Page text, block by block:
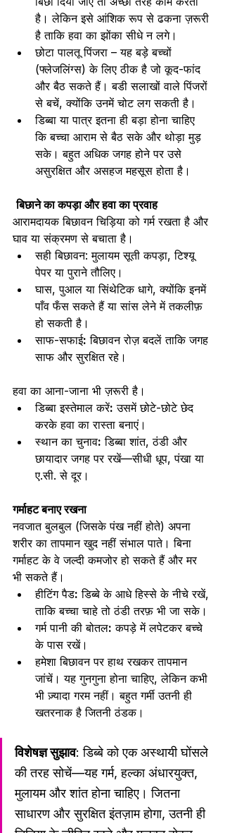
है। लेकिन इसे आंशिक रूप से ढकना ज़रूरी
है ताकि हवा का झोंका सीधे न लगे।
छोटा पालतू पिंजरा – यह बड़े बच्चों
(फ्लेजलिंग्स) के लिए ठीक है जो कूद-फांद
और बैठ सकते हैं। बडी सलाखों वाले पिंजरों
से बचें, क्योंकि उनमें चोट लग सकती है।
डिब्बा या पात्र इतना ही बड़ा होना चाहिए
कि बच्चा आराम से बैठ सके और थोड़ा मुड़
सके। बहुत अधिक जगह होने पर उसे
असुरक्षित और असहज महसूस होता है।
बिछाने का कपड़ा और हवा का प्रवाह
आरामदायक बिछावन चिड़िया को गर्म रखता है और
घाव या संक्रमण से बचाता है।
सही बिछावन: मुलायम सूती कपड़ा, टिश्यू
पेपर या पुराने तौलिए।
घास, पुआल या सिंथेटिक धागे, क्योंकि इनमें
पाँव फँस सकते हैं या सांस लेने में तकलीफ़
हो सकती है।
साफ-सफाई: बिछावन रोज़ बदलें ताकि जगह
साफ और सुरक्षित रहे।
हवा का आना-जाना भी ज़रूरी है।
डिब्बा इस्तेमाल करें: उसमें छोटे-छोटे छेद
करके हवा का रास्ता बनाएं।
स्थान का चुनाव: डिब्बा शांत, ठंडी और
छायादार जगह पर रखें—सीधी धूप, पंखा या
ए.सी. से दूर।
गर्माहट बनाए रखना
नवजात बुलबुल (जिसके पंख नहीं होते) अपना
शरीर का तापमान खुद नहीं संभाल पाते। बिना
गर्माहट के वे जल्दी कमजोर हो सकते हैं और मर
भी सकते हैं।
हीटिंग पैड: डिब्बे के आधे हिस्से के नीचे रखें,
ताकि बच्चा चाहे तो ठंडी तरफ़ भी जा सके।
गर्म पानी की बोतल: कपड़े में लपेटकर बच्चे
के पास रखें।
हमेशा बिछावन पर हाथ रखकर तापमान
जांचें। यह गुनगुना होना चाहिए, लेकिन कभी
भी ज़्यादा गरम नहीं। बहुत गर्मी उतनी ही
खतरनाक है जितनी ठंडक।
विशेषज्ञ सुझाव: डिब्बे को एक अस्थायी घोंसले
की तरह सोचें—यह गर्म, हल्का अंधारयुक्त,
मुलायम और शांत होना चाहिए। जितना
साधारण और सुरक्षित इंतज़ाम होगा, उतनी ही